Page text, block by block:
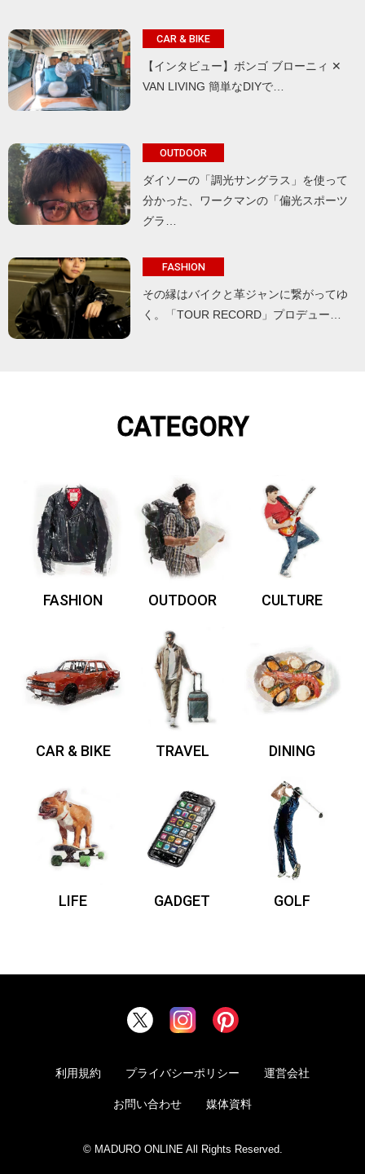
CAR & BIKE
【インタビュー】ボンゴ ブローニィ ✕
VAN LIVING 簡単なDIYで…
OUTDOOR
ダイソーの「調光サングラス」を使って
分かった、ワークマンの「偏光スポーツ
グラ…
FASHION
その縁はバイクと革ジャンに繋がってゆ
く。「TOUR RECORD」プロデュー…
CATEGORY
FASHION OUTDOOR CULTURE
CAR & BIKE TRAVEL DINING
LIFE GADGET GOLF
利用規約 プライバシーポリシー 運営会社
お問い合わせ 媒体資料
© MADURO ONLINE All Rights Reserved.